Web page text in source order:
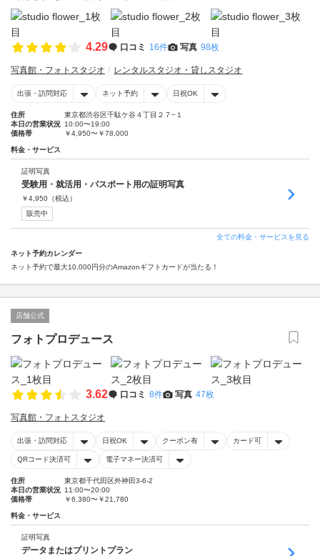
4.29 口コミ 16件 写真 98枚
写真館・フォトスタジオ レンタルスタジオ・貸しスタジオ
出張・訪問対応 ネット予約 日祝OK
住所
東京都渋谷区千駄ケ谷４丁目２７−１
本日の営業状況 10:00〜19:00
価格帯
￥4,950〜￥78,000
料金・サービス
証明写真
受験用・就活用・パスポート用の証明写真
￥4,950 （税込）
販売中
全ての料金・サービスを見る
ネット予約カレンダー
ネット予約で最大10,000円分のAmazonギフトカードが当たる！
店舗公式
フォトプロデュース
3.62 口コミ 8件 写真 47枚
写真館・フォトスタジオ
出張・訪問対応 日祝OK クーポン有 カード可
QRコード決済可 電子マネー決済可
住所
東京都千代田区外神田3-6-2
本日の営業状況 11:00〜20:00
価格帯
￥6,380〜￥21,780
料金・サービス
証明写真
データまたはプリントプラン